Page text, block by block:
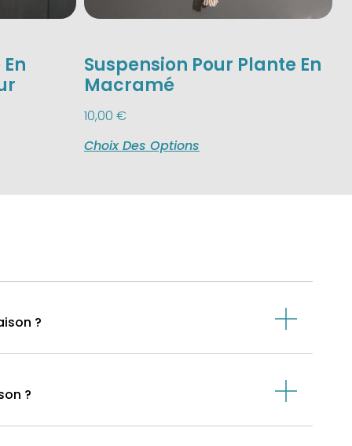
Suspension Pour Plante En
Macramé
10,00 €
Choix Des Options
?
?